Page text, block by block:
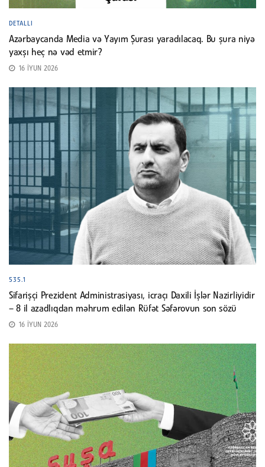
DETALLI
Azərbaycanda Media və Yayım Şurası yaradılacaq. Bu şura niyə
yaxşı heç nə vəd etmir?
16 İYUN 2026
535.1
Sifarişçi Prezident Administrasiyası, icraçı Daxili İşlər Nazirliyidir
– 8 il azadlıqdan məhrum edilən Rüfət Səfərovun son sözü
16 İYUN 2026